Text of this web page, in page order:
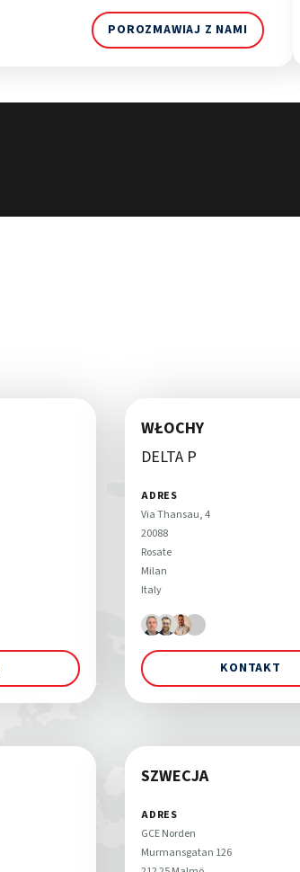
POROZMAWIAJ Z NAMI
WŁOCHY
DELTA P
ADRES
Via Thansau, 4
20088
Rosate
Milan
Italy
KONTAKT
SZWECJA
ADRES
GCE Norden
Murmansgatan 126